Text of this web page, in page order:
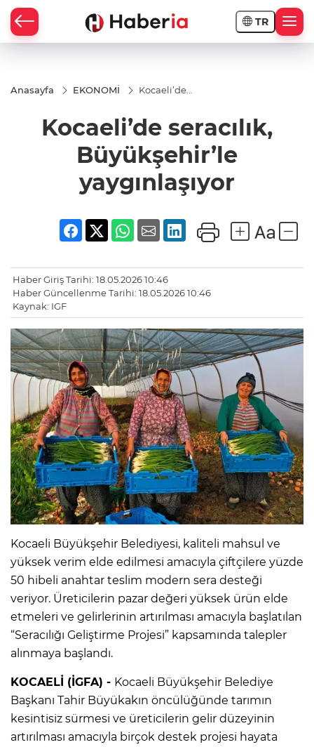
TR
Anasayfa EKONOMİ
Kocaeli’de
yaygınlaşıyor
Kocaeli’de seracılık,
Büyükşehir’le
yaygınlaşıyor
Haber Giriş Tarihi: 18.05.2026 10:46
Haber Güncellenme Tarihi: 18.05.2026 10:46
Kaynak: IGF
Kocaeli Büyükşehir Belediyesi, kaliteli mahsul ve
yüksek verim elde edilmesi amacıyla çiftçilere yüzde
50 hibeli anahtar teslim modern sera desteği
veriyor. Üreticilerin pazar değeri yüksek ürün elde
etmeleri ve gelirlerinin artırılması amacıyla başlatılan
“Seracılığı Geliştirme Projesi” kapsamında talepler
alınmaya başlandı.
KOCAELİ (İGFA) - Kocaeli Büyükşehir Belediye
Başkanı Tahir Büyükakın öncülüğünde tarımın
kesintisiz sürmesi ve üreticilerin gelir düzeyinin
artırılması amacıyla birçok destek projesi hayata